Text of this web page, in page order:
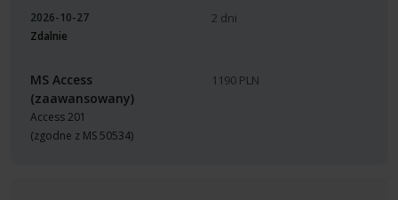
2026-10-27
Zdalnie
MS Access
(zaawansowany)
Access 201
(zgodne z MS 50534)
2 dni
1190 PLN